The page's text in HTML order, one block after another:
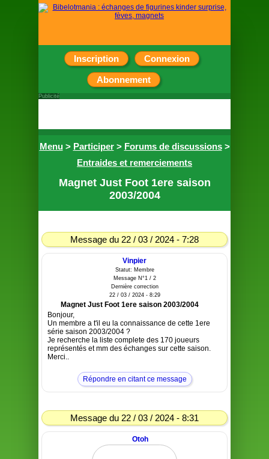
Inscription Connexion
Abonnement
Menu> Participer> Forums de discussions>
Entraides et remerciements
Magnet Just Foot 1ere saison
2003/2004
Message du 22 / 03 / 2024 - 7:28
Vinpier
Statut: Membre
Message N°1 / 2
Dernière correction
22 / 03 / 2024 - 8:29
Magnet Just Foot 1ere saison 2003/2004
Bonjour,
Un membre a t'il eu la connaissance de cette 1ere
série saison 2003/2004 ?
Je recherche la liste complete des 170 joueurs
représentés et mm des échanges sur cette saison.
Merci..
Répondre en citant ce message
Message du 22 / 03 / 2024 - 8:31
Otoh
Publicité